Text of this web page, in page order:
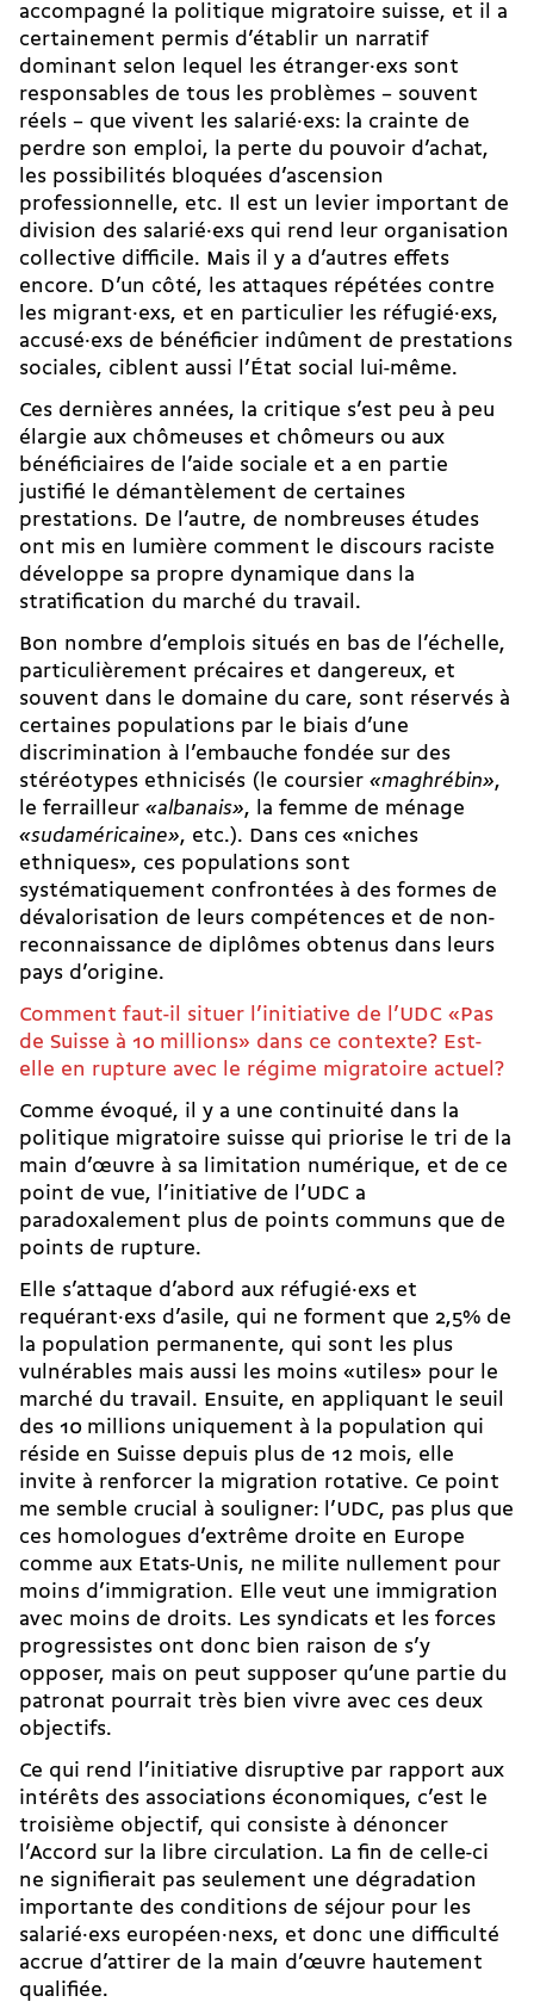
accompagné la politique migratoire suisse, et il a
certainement permis d’établir un narratif
dominant selon lequel les étranger·exs sont
responsables de tous les problèmes – souvent
réels – que vivent les salarié·exs: la crainte de
perdre son emploi, la perte du pouvoir d’achat,
les possibilités bloquées d’ascension
professionnelle, etc. Il est un levier important de
division des salarié·exs qui rend leur organisation
collective difficile. Mais il y a d’autres effets
encore. D’un côté, les attaques répétées contre
les migrant·exs, et en particulier les réfugié·exs,
accusé·exs de bénéficier indûment de prestations
sociales, ciblent aussi l’État social lui-même.
Ces dernières années, la critique s’est peu à peu
élargie aux chômeuses et chômeurs ou aux
bénéficiaires de l’aide sociale et a en partie
justifié le démantèlement de certaines
prestations. De l’autre, de nombreuses études
ont mis en lumière comment le discours raciste
développe sa propre dynamique dans la
stratification du marché du travail.
Bon nombre d’emplois situés en bas de l’échelle,
particulièrement précaires et dangereux, et
souvent dans le domaine du care, sont réservés à
certaines populations par le biais d’une
discrimination à l’embauche fondée sur des
stéréotypes ethnicisés (le coursier «maghrébin»,
le ferrailleur «albanais», la femme de ménage
«sudaméricaine», etc.). Dans ces «niches
ethniques», ces populations sont
systématiquement confrontées à des formes de
dévalorisation de leurs compétences et de non-
reconnaissance de diplômes obtenus dans leurs
pays d’origine.
Comment faut-il situer l’initiative de l’UDC «Pas
de Suisse à 10 millions» dans ce contexte? Est-
elle en rupture avec le régime migratoire actuel?
Comme évoqué, il y a une continuité dans la
politique migratoire suisse qui priorise le tri de la
main d’œuvre à sa limitation numérique, et de ce
point de vue, l’initiative de l’UDC a
paradoxalement plus de points communs que de
points de rupture.
Elle s’attaque d’abord aux réfugié·exs et
requérant·exs d’asile, qui ne forment que 2,5% de
la population permanente, qui sont les plus
vulnérables mais aussi les moins «utiles» pour le
marché du travail. Ensuite, en appliquant le seuil
des 10 millions uniquement à la population qui
réside en Suisse depuis plus de 12 mois, elle
invite à renforcer la migration rotative. Ce point
me semble crucial à souligner: l’UDC, pas plus que
ces homologues d’extrême droite en Europe
comme aux Etats-Unis, ne milite nullement pour
moins d’immigration. Elle veut une immigration
avec moins de droits. Les syndicats et les forces
progressistes ont donc bien raison de s’y
opposer, mais on peut supposer qu’une partie du
patronat pourrait très bien vivre avec ces deux
objectifs.
Ce qui rend l’initiative disruptive par rapport aux
intérêts des associations économiques, c’est le
troisième objectif, qui consiste à dénoncer
l’Accord sur la libre circulation. La fin de celle-ci
ne signifierait pas seulement une dégradation
importante des conditions de séjour pour les
salarié·exs européen·nexs, et donc une difficulté
accrue d’attirer de la main d’œuvre hautement
qualifiée.